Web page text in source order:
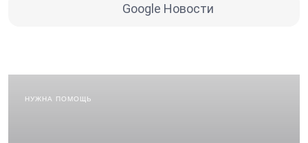
Google Новости
НУЖНА ПОМОЩЬ